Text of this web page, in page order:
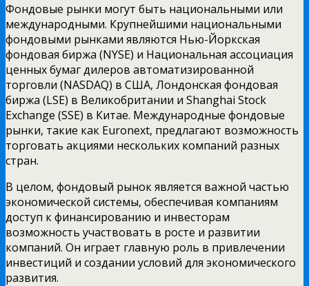
Фондовые рынки могут быть национальными или
международными. Крупнейшими национальными
фондовыми рынками являются Нью-Йоркская
фондовая биржа (NYSE) и Национальная ассоциация
ценных бумаг дилеров автоматизированной
торговли (NASDAQ) в США, Лондонская фондовая
биржа (LSE) в Великобритании и Shanghai Stock
Exchange (SSE) в Китае. Международные фондовые
рынки, такие как Euronext, предлагают возможность
торговать акциями нескольких компаний разных
стран.
В целом, фондовый рынок является важной частью
экономической системы, обеспечивая компаниям
доступ к финансированию и инвесторам
возможность участвовать в росте и развитии
компаний. Он играет главную роль в привлечении
инвестиций и создании условий для экономического
развития.